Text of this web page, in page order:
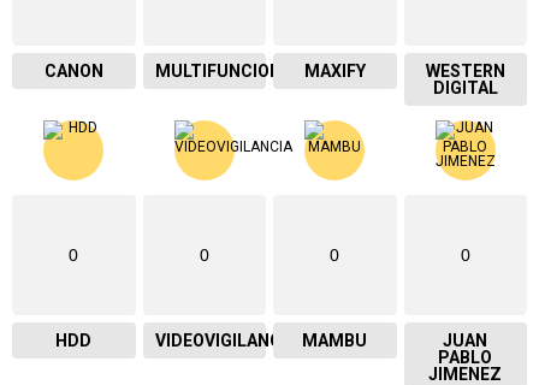
CANON MULTIFUNCIONAL MAXIFY
WESTERN
DIGITAL
0
HDD
0
VIDEOVIGILANCIA
0
MAMBU
0
JUAN
PABLO
JIMENEZ